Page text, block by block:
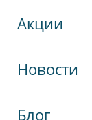
Акции
Новости
Блог